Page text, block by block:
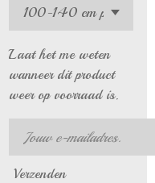
Laat het me weten
wanneer dit product
weer op voorraad is.
Verzenden